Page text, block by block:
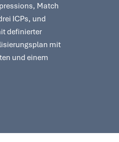
Match
ICPs, und
definierter
mit
und einem